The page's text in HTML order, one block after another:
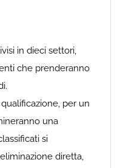
in dieci settori,
che prenderanno
per un
una
si
diretta,